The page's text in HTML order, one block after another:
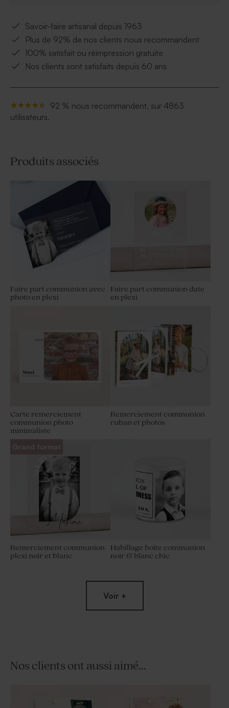
Savoir-faire artisanal depuis 1963
Plus de 92% de nos clients nous recommandent
100% satisfait ou réimpression gratuite
Nos clients sont satisfaits depuis 60 ans
92 % nous recommandent, sur 4863
utilisateurs.
Produits associés
Faire part communion avec
photo en plexi
Faire part communion date
en plexi
Carte remerciement
communion photo
minimaliste
Remerciement communion
ruban et photos
Grand format
Remerciement communion
plexi noir et blanc
Habillage boite communion
noir & blanc chic
Voir +
Nos clients ont aussi aimé...